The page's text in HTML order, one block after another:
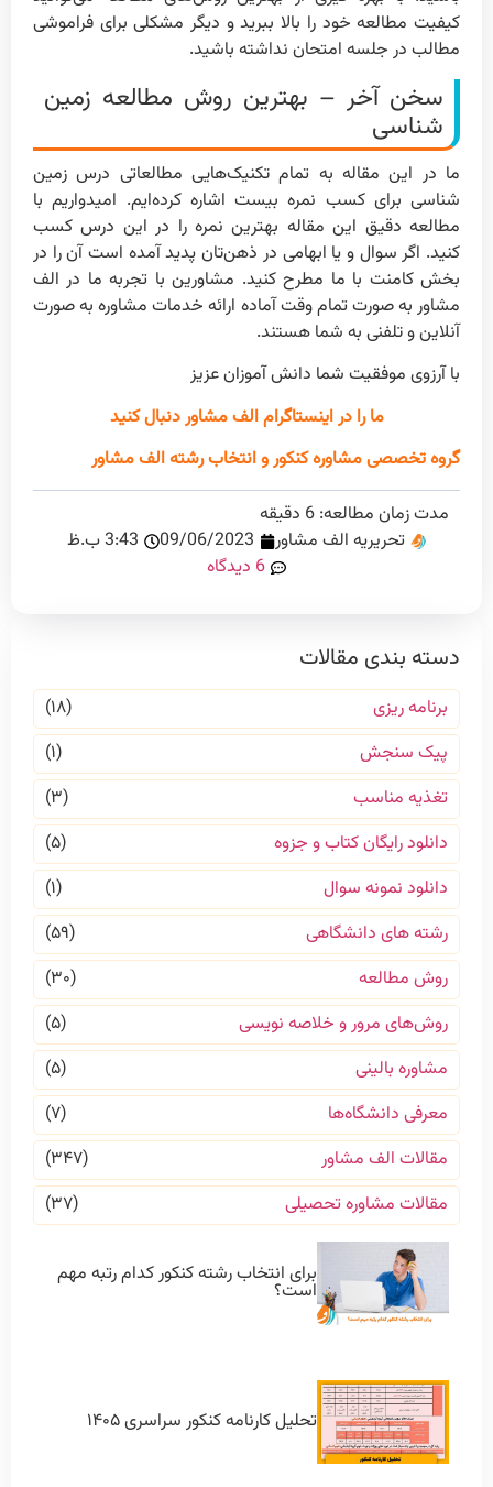
کیفیت مطالعه خود را بالا ببرید و دیگر مشکلی برای فراموشی
مطالب در جلسه امتحان نداشته باشید.
سخن آخر – بهترین روش مطالعه زمین
شناسی
ما در این مقاله به تمام تکنیک‌هایی مطالعاتی درس زمین
شناسی برای کسب نمره بیست اشاره کرده‌ایم. امیدواریم با
مطالعه دقیق این مقاله بهترین نمره را در این درس کسب
کنید. اگر سوال و یا ابهامی در ذهن‌تان پدید آمده است آن را در
بخش کامنت با ما مطرح کنید. مشاورین با تجربه ما در الف
مشاور به صورت تمام وقت آماده ارائه خدمات مشاوره به صورت
آنلاین و تلفنی به شما هستند.
با آرزوی موفقیت شما دانش آموزان عزیز
ما را در اینستاگرام الف مشاور دنبال کنید
گروه تخصصی مشاوره کنکور و انتخاب رشته الف مشاور
مدت زمان مطالعه: 6 دقیقه
تحریریه الف مشاور
09/06/2023
3:43 ب.ظ
6 دیدگاه
دسته بندی مقالات
برنامه ریزی
(۱۸)
پیک سنجش
(۱)
تغذیه مناسب
(۳)
دانلود رایگان کتاب و جزوه
(۵)
دانلود نمونه سوال
(۱)
رشته های دانشگاهی
(۵۹)
روش مطالعه
(۳۰)
روش‌های مرور و خلاصه نویسی
(۵)
مشاوره بالینی
(۵)
معرفی دانشگاه‌ها
(۷)
مقالات الف مشاور
(۳۴۷)
مقالات مشاوره تحصیلی
(۳۷)
برای انتخاب رشته کنکور کدام رتبه مهم
است؟
تحلیل کارنامه کنکور سراسری ۱۴۰۵